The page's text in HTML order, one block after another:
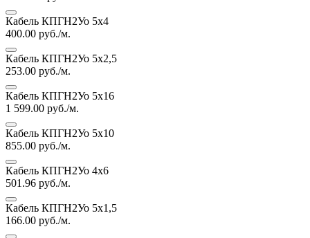
Кабель КПГН2Уо 5х4
400.00 руб./м.
Кабель КПГН2Уо 5х2,5
253.00 руб./м.
Кабель КПГН2Уо 5х16
1 599.00 руб./м.
Кабель КПГН2Уо 5х10
855.00 руб./м.
Кабель КПГН2Уо 4х6
501.96 руб./м.
Кабель КПГН2Уо 5х1,5
166.00 руб./м.